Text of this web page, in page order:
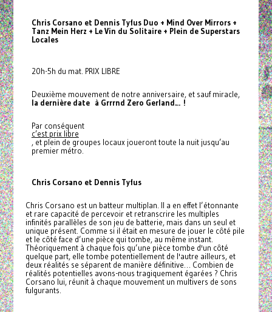
Chris Corsano et Dennis Tyfus Duo + Mind Over Mirrors +
Tanz Mein Herz + Le Vin du Solitaire + Plein de Superstars
Locales
20h-5h du mat. PRIX LIBRE
Deuxième mouvement de notre anniversaire, et sauf miracle,
la dernière date à Grrrnd Zero Gerland… !
Par conséquent
c’est prix libre
, et plein de groupes locaux joueront toute la nuit jusqu’au
premier métro.
Chris Corsano et Dennis Tyfus
Chris Corsano est un batteur multiplan. Il a en effet l’étonnante
et rare capacité de percevoir et retranscrire les multiples
infinités parallèles de son jeu de batterie, mais dans un seul et
unique présent. Comme si il était en mesure de jouer le côté pile
et le côté face d’une pièce qui tombe, au même instant.
Théoriquement à chaque fois qu’une pièce tombe d'un côté
quelque part, elle tombe potentiellement de l'autre ailleurs, et
deux réalités se séparent de manière définitive… Combien de
réalités potentielles avons-nous tragiquement égarées ? Chris
Corsano lui, réunit à chaque mouvement un multivers de sons
fulgurants.